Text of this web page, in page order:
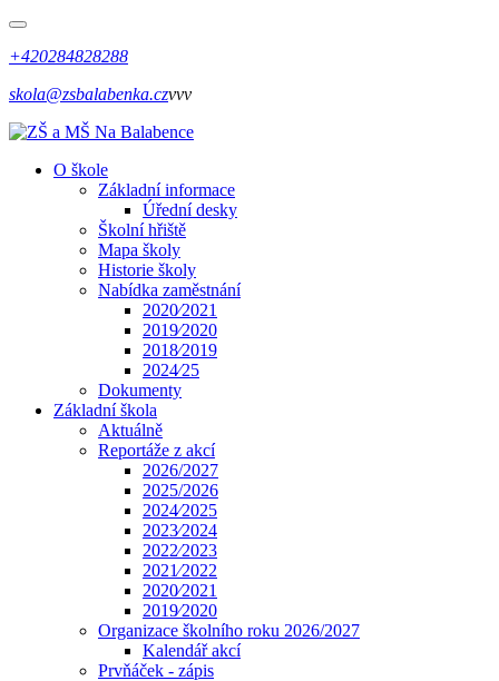
+420284828288
skola@zsbalabenka.czvvv
O škole
Základní informace
Úřední desky
Školní hřiště
Mapa školy
Historie školy
Nabídka zaměstnání
2020⁄2021
2019⁄2020
2018⁄2019
2024⁄25
Dokumenty
Základní škola
Aktuálně
Reportáže z akcí
2026/2027
2025/2026
2024⁄2025
2023⁄2024
2022⁄2023
2021⁄2022
2020⁄2021
2019⁄2020
Organizace školního roku 2026/2027
Kalendář akcí
Prvňáček - zápis